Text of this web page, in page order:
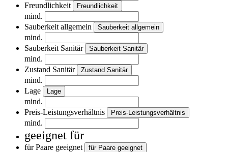
Freundlichkeit
Freundlichkeit
mind.
Sauberkeit allgemein
Sauberkeit allgemein
mind.
Sauberkeit Sanitär
Sauberkeit Sanitär
mind.
Zustand Sanitär
Zustand Sanitär
mind.
Lage
Lage
mind.
Preis-Leistungsverhältnis
Preis-Leistungsverhältnis
mind.
geeignet für
für Paare geeignet für Paare geeignet